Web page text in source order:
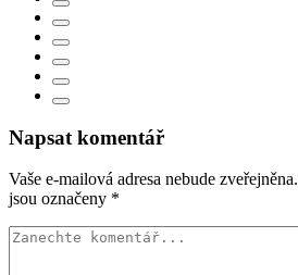
Napsat komentář
Vaše e-mailová adresa nebude zveřejněna.
jsou označeny *